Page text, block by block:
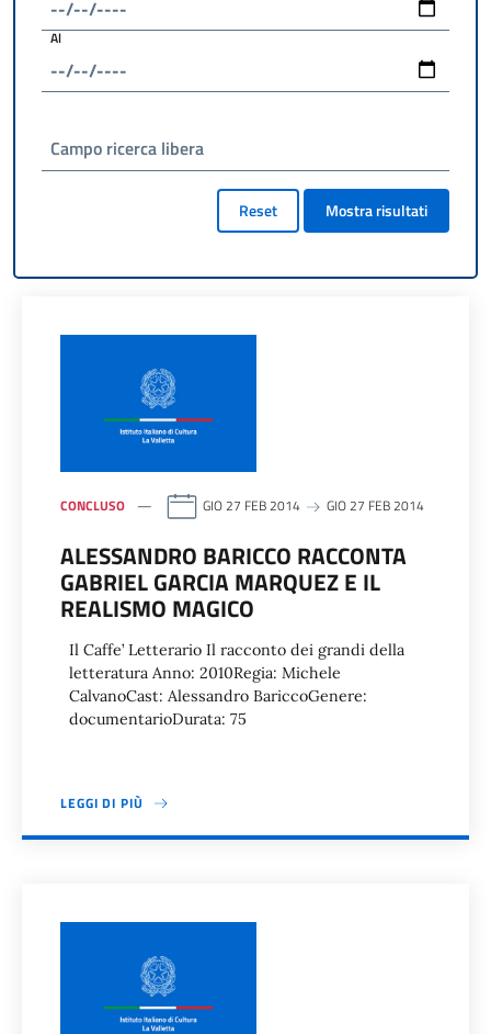
Al
Campo ricerca libera
Reset Mostra risultati
CONCLUSO GIO 27 FEB 2014 GIO 27 FEB 2014
ALESSANDRO BARICCO RACCONTA
GABRIEL GARCIA MARQUEZ E IL
REALISMO MAGICO
Il Caffe’ Letterario Il racconto dei grandi della
letteratura Anno: 2010Regia: Michele
CalvanoCast: Alessandro BariccoGenere:
documentarioDurata: 75
LEGGI DI PIÙ